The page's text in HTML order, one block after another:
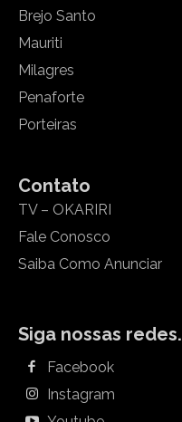
Brejo Santo
Mauriti
Milagres
Penaforte
Porteiras
Contato
TV – OKARIRI
Fale Conosco
Saiba Como Anunciar
Siga nossas redes.
Facebook
Instagram